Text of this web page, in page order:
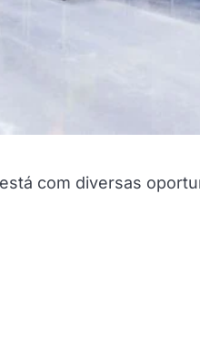
com diversas